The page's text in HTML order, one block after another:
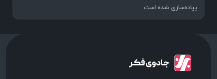
پیاده‌سازی شده است.